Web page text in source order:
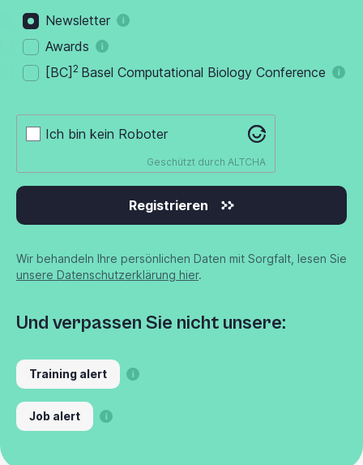
Newsletter
Awards
[BC] 2 Basel Computational Biology Conference
Ich bin kein Roboter
Geschützt durch ALTCHA
Registrieren
Wir behandeln Ihre persönlichen Daten mit Sorgfalt, lesen Sie
unsere Datenschutzerklärung hier.
Und verpassen Sie nicht unsere:
Training alert
Job alert